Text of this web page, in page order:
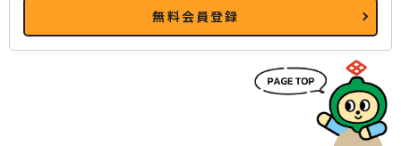
無料会員登録